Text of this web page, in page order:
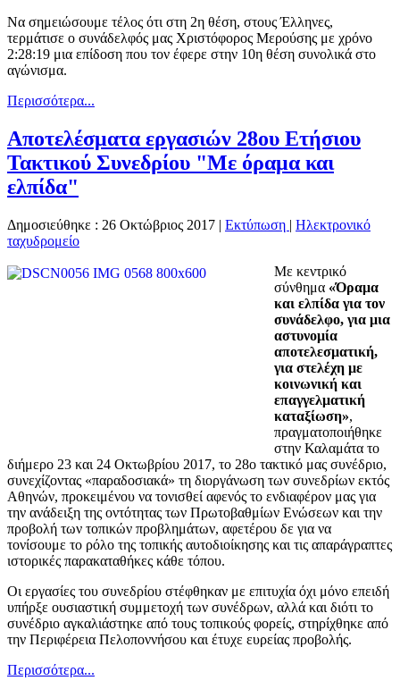
Να σημειώσουμε τέλος ότι στη 2η θέση, στους Έλληνες,
τερμάτισε ο συνάδελφός μας Χριστόφορος Μερούσης με χρόνο
2:28:19 μια επίδοση που τον έφερε στην 10η θέση συνολικά στο
αγώνισμα.
Περισσότερα...
Αποτελέσματα εργασιών 28ου Ετήσιου
Τακτικού Συνεδρίου "Με όραμα και
ελπίδα"
Δημοσιεύθηκε : 26 Οκτώβριος 2017 | Εκτύπωση | Ηλεκτρονικό
ταχυδρομείο
Με κεντρικό
σύνθημα «Όραμα
και ελπίδα για τον
συνάδελφο, για μια
αστυνομία
αποτελεσματική,
για στελέχη με
κοινωνική και
επαγγελματική
καταξίωση»,
πραγματοποιήθηκε
στην Καλαμάτα το
διήμερο 23 και 24 Οκτωβρίου 2017, το 28ο τακτικό μας συνέδριο,
συνεχίζοντας «παραδοσιακά» τη διοργάνωση των συνεδρίων εκτός
Αθηνών, προκειμένου να τονισθεί αφενός το ενδιαφέρον μας για
την ανάδειξη της οντότητας των Πρωτοβαθμίων Ενώσεων και την
προβολή των τοπικών προβλημάτων, αφετέρου δε για να
τονίσουμε το ρόλο της τοπικής αυτοδιοίκησης και τις απαράγραπτες
ιστορικές παρακαταθήκες κάθε τόπου.
Οι εργασίες του συνεδρίου στέφθηκαν με επιτυχία όχι μόνο επειδή
υπήρξε ουσιαστική συμμετοχή των συνέδρων, αλλά και διότι το
συνέδριο αγκαλιάστηκε από τους τοπικούς φορείς, στηρίχθηκε από
την Περιφέρεια Πελοποννήσου και έτυχε ευρείας προβολής.
Περισσότερα...